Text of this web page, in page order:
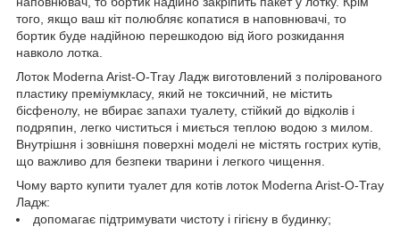
того, якщо ваш кіт полюбляє копатися в наповнювачі, то
бортик буде надійною перешкодою від його розкидання
навколо лотка.
Лоток Moderna Arist-O-Tray Ладж виготовлений з полірованого
пластику преміумкласу, який не токсичний, не містить
бісфенолу, не вбирає запахи туалету, стійкий до відколів і
подряпин, легко чиститься і миється теплою водою з милом.
Внутрішня і зовнішня поверхні моделі не містять гострих кутів,
що важливо для безпеки тварини і легкого чищення.
Чому варто купити туалет для котів лоток Moderna Arist-O-Tray
Ладж:
допомагає підтримувати чистоту і гігієну в будинку;